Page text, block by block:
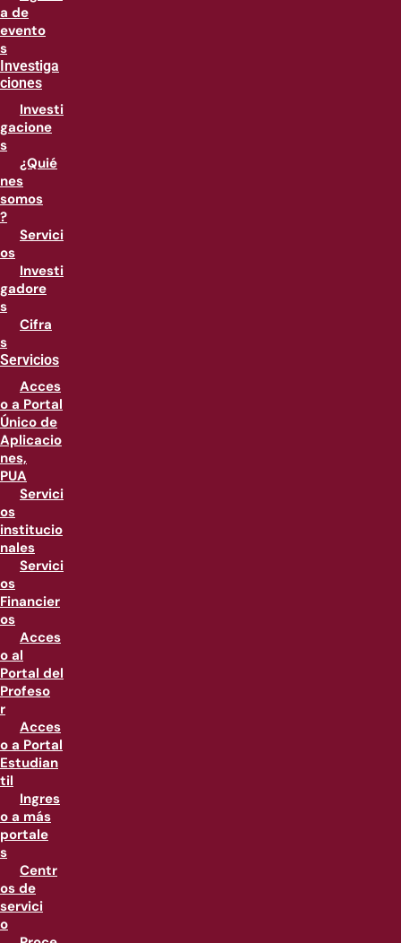
a de
evento
s
Investiga
ciones
Investi
gacione
s
¿Quié
nes
somos
?
Servici
os
Investi
gadore
s
Cifra
s
Servicios
Acces
o a Portal
Único de
Aplicacio
nes,
PUA
Servici
os
institucio
nales
Servici
os
Financier
os
Acces
o al
Portal del
Profeso
r
Acces
o a Portal
Estudian
til
Ingres
o a más
portale
s
Centr
os de
servici
o